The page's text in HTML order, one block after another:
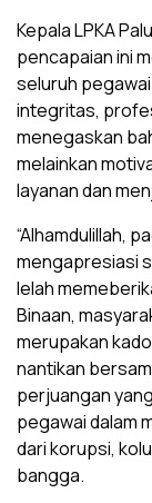
Kepala LPKA
pencapaian ini
seluruh
integritas,
menegaskan
melainkan
layanan dan
“Alhamdulillah,
mengapresiasi
lelah
Binaan,
merupakan
nantikan
perjuangan
pegawai dalam
dari korupsi,
bangga.